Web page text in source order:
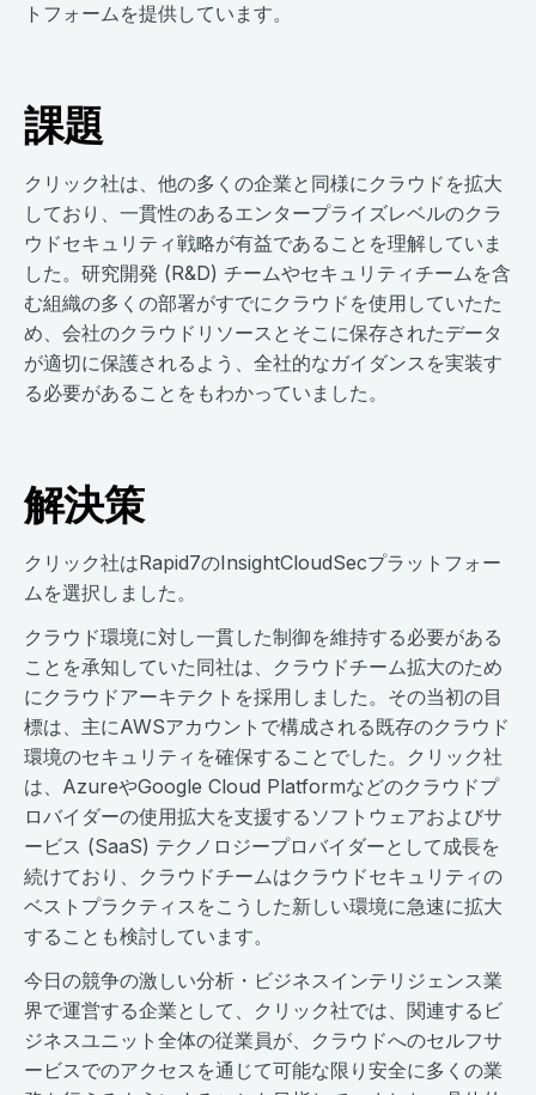
トフォームを提供しています。
課題
クリック社は、他の多くの企業と同様にクラウドを拡大
しており、一貫性のあるエンタープライズレベルのクラ
ウドセキュリティ戦略が有益であることを理解していま
した。研究開発 (R&D) チームやセキュリティチームを含
む組織の多くの部署がすでにクラウドを使用していたた
め、会社のクラウドリソースとそこに保存されたデータ
が適切に保護されるよう、全社的なガイダンスを実装す
る必要があることをもわかっていました。
解決策
クリック社はRapid7のInsightCloudSecプラットフォー
ムを選択しました。
クラウド環境に対し一貫した制御を維持する必要がある
ことを承知していた同社は、クラウドチーム拡大のため
にクラウドアーキテクトを採用しました。その当初の目
標は、主にAWSアカウントで構成される既存のクラウド
環境のセキュリティを確保することでした。クリック社
は、AzureやGoogle Cloud Platformなどのクラウドプ
ロバイダーの使用拡大を支援するソフトウェアおよびサ
ービス (SaaS) テクノロジープロバイダーとして成長を
続けており、クラウドチームはクラウドセキュリティの
ベストプラクティスをこうした新しい環境に急速に拡大
することも検討しています。
今日の競争の激しい分析・ビジネスインテリジェンス業
界で運営する企業として、クリック社では、関連するビ
ジネスユニット全体の従業員が、クラウドへのセルフサ
ービスでのアクセスを通じて可能な限り安全に多くの業